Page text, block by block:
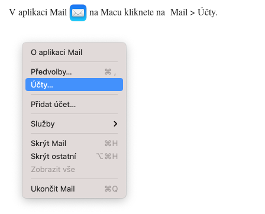
V aplikaci Mail
na Macu kliknete na Mail > Účty.